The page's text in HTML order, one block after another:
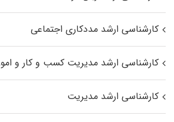
کارشناسی ارشد مددکاری اجتماعی
کارشناسی ارشد مدیریت کسب و کار و
کارشناسی ارشد مدیریت